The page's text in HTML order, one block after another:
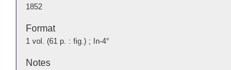
1852
Format
1 vol. (61 p. : fig.) ; In-4°
Notes